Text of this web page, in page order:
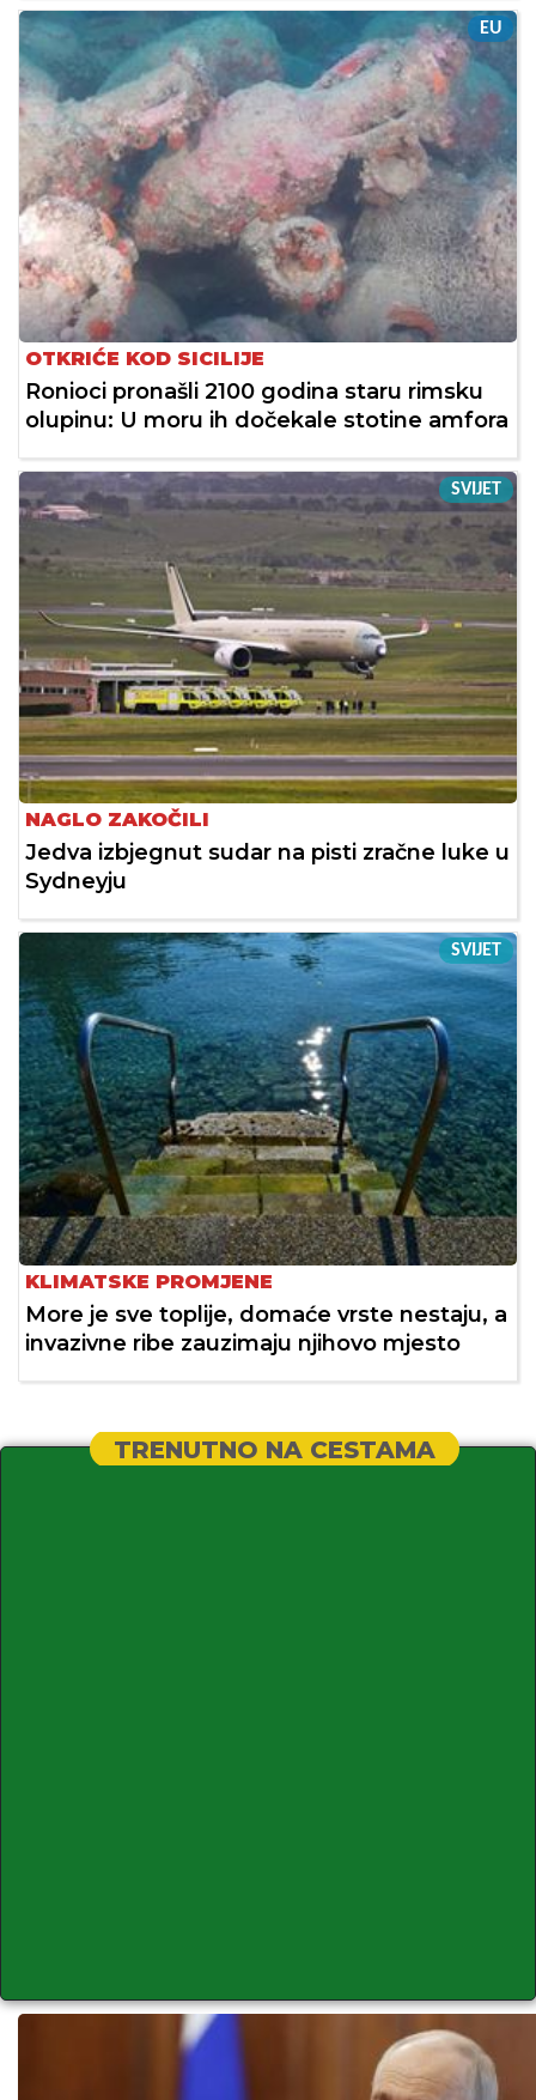
EU
OTKRIĆE KOD SICILIJE
Ronioci pronašli 2100 godina staru rimsku
olupinu: U moru ih dočekale stotine amfora
SVIJET
NAGLO ZAKOČILI
Jedva izbjegnut sudar na pisti zračne luke u
Sydneyju
SVIJET
KLIMATSKE PROMJENE
More je sve toplije, domaće vrste nestaju, a
invazivne ribe zauzimaju njihovo mjesto
TRENUTNO NA CESTAMA